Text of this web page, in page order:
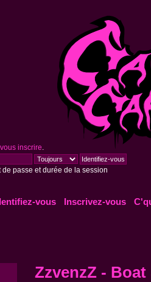
vous inscrire
passe et durée de la session
vous Inscrivez-vous
ZzvenzZ - Boat